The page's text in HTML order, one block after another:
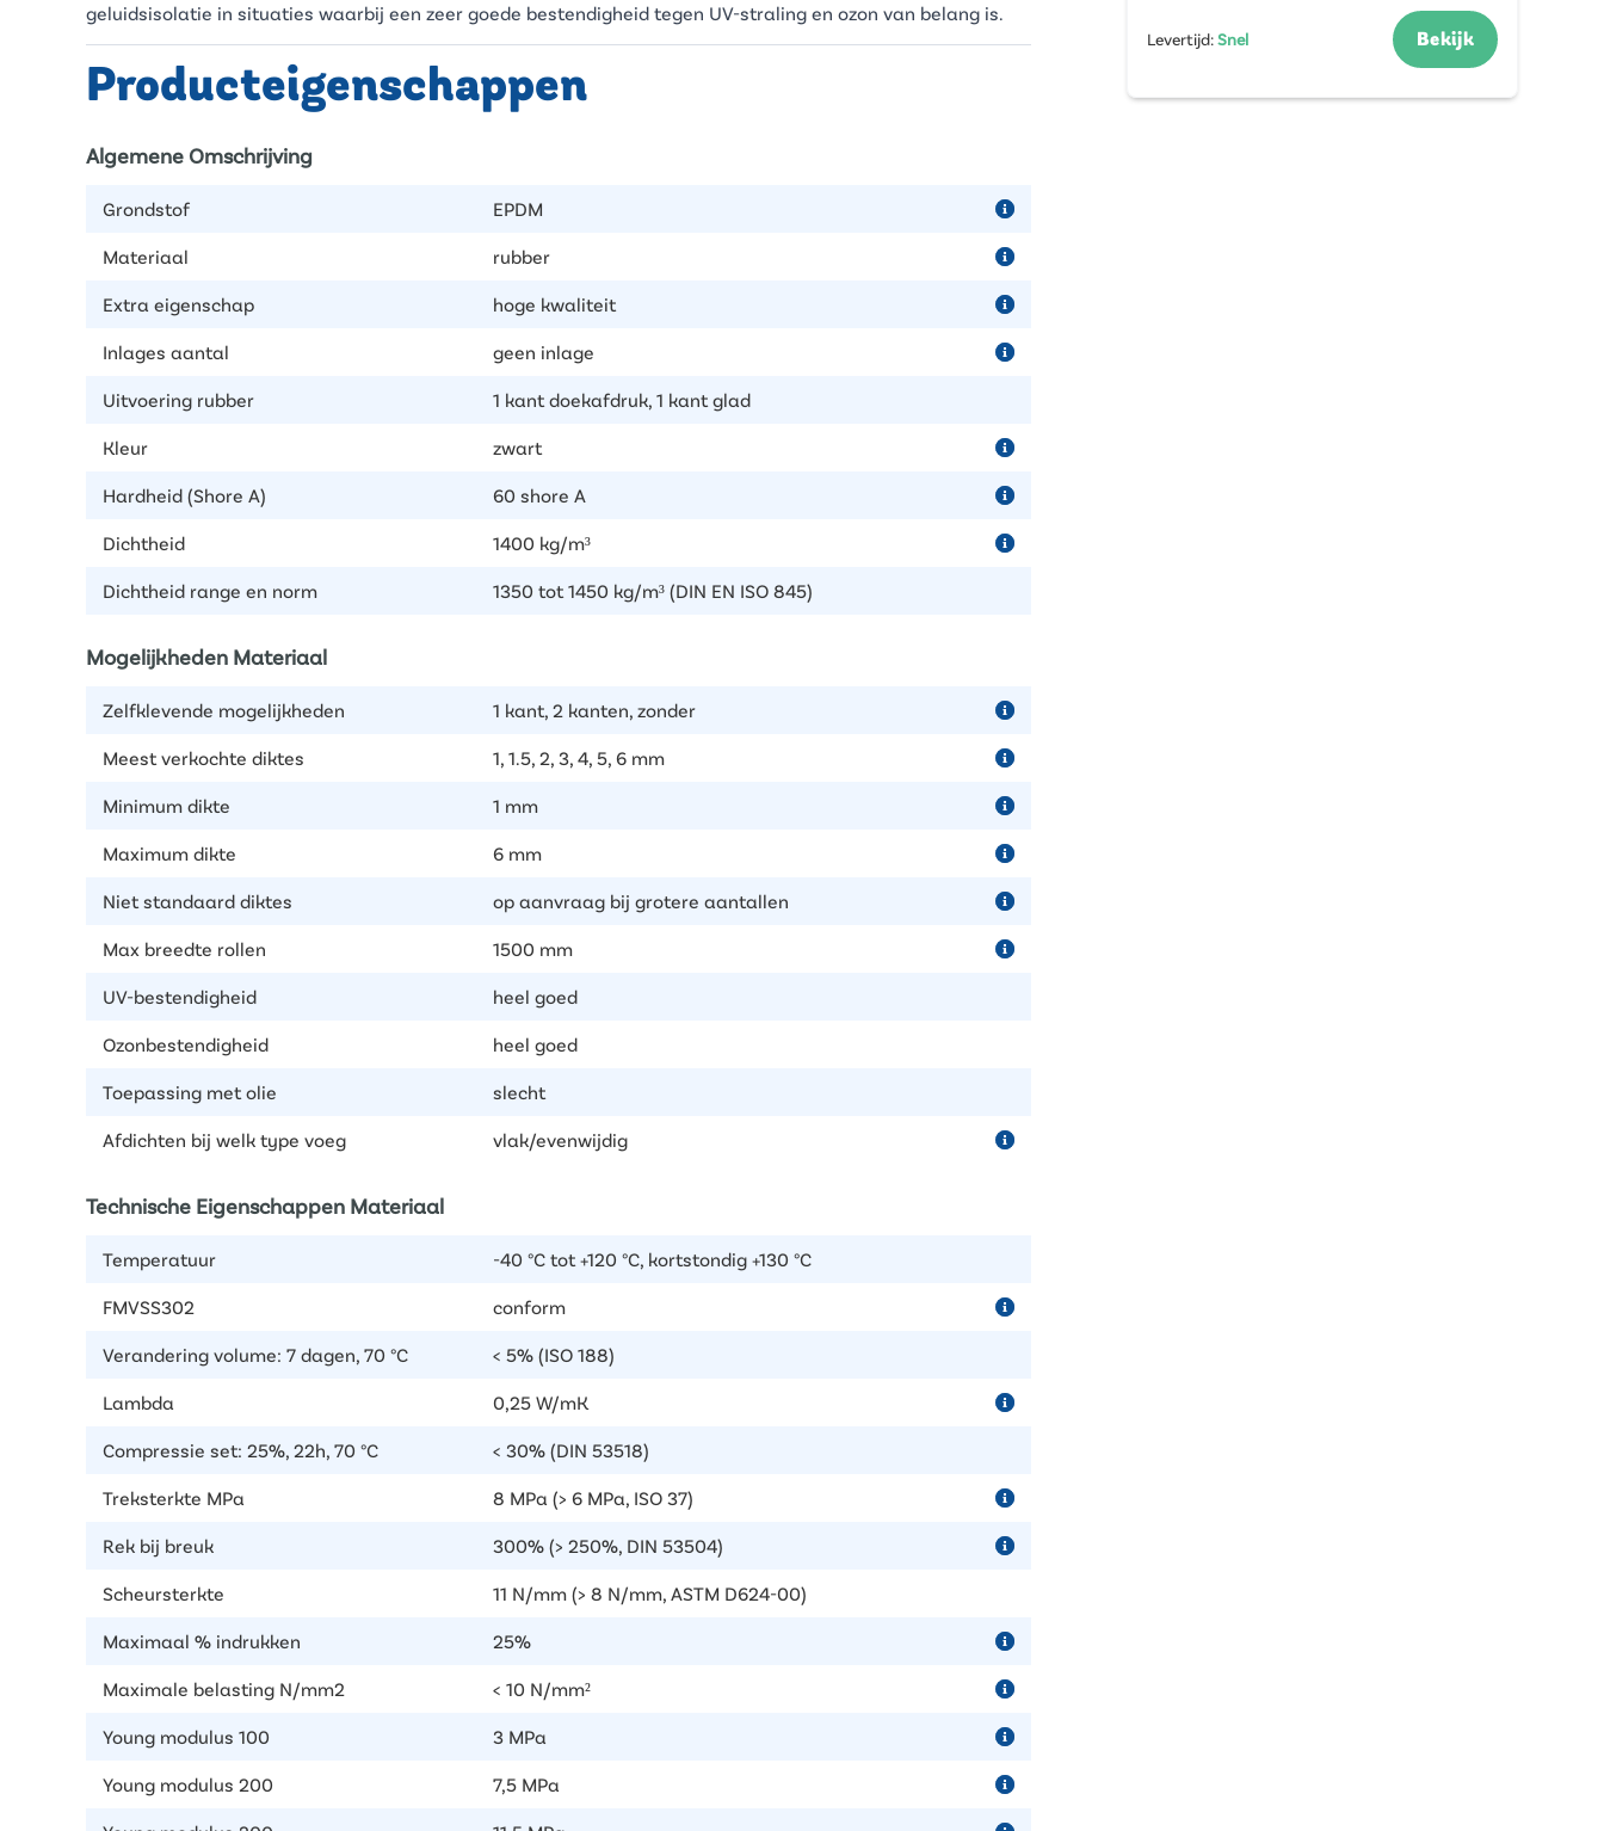
geluidsisolatie in situaties waarbij een zeer goede bestendigheid tegen UV-straling en ozon van belang is.
Producteigenschappen
Algemene Omschrijving
Grondstof EPDM
Materiaal rubber
Extra eigenschap hoge kwaliteit
Inlages aantal geen inlage
Uitvoering rubber 1 kant doekafdruk, 1 kant glad
Kleur zwart
Hardheid (Shore A) 60 shore A
Dichtheid 1400 kg/m³
Dichtheid range en norm 1350 tot 1450 kg/m³ (DIN EN ISO 845)
Mogelijkheden Materiaal
Zelfklevende mogelijkheden 1 kant, 2 kanten, zonder
Meest verkochte diktes 1, 1.5, 2, 3, 4, 5, 6 mm
Minimum dikte 1 mm
Maximum dikte 6 mm
Niet standaard diktes op aanvraag bij grotere aantallen
Max breedte rollen 1500 mm
UV-bestendigheid heel goed
Ozonbestendigheid heel goed
Toepassing met olie slecht
Afdichten bij welk type voeg vlak/evenwijdig
Technische Eigenschappen Materiaal
Temperatuur -40 °C tot +120 °C, kortstondig +130 °C
FMVSS302 conform
Verandering volume: 7 dagen, 70 °C < 5% (ISO 188)
Lambda 0,25 W/mK
Compressie set: 25%, 22h, 70 °C < 30% (DIN 53518)
Treksterkte MPa 8 MPa (> 6 MPa, ISO 37)
Rek bij breuk 300% (> 250%, DIN 53504)
Scheursterkte 11 N/mm (> 8 N/mm, ASTM D624-00)
Maximaal % indrukken 25%
Maximale belasting N/mm2 < 10 N/mm²
Young modulus 100 3 MPa
Young modulus 200 7,5 MPa
Levertijd:Snel Bekijk